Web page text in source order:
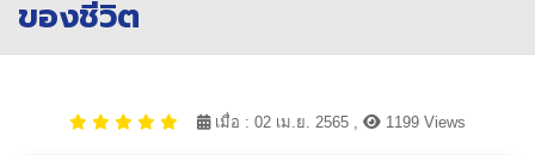
ของชีวิต
เมื่อ : 02 เม.ย. 2565 , 1199 Views